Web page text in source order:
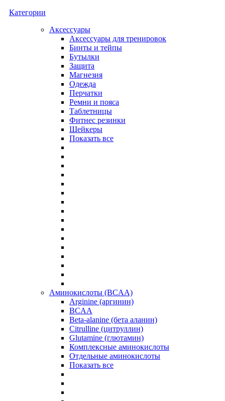
Категории
Аксессуары
Аксессуары для тренировок
Бинты и тейпы
Бутылки
Защита
Магнезия
Одежда
Перчатки
Ремни и пояса
Таблетницы
Фитнес резинки
Шейкеры
Показать все
Аминокислоты (BCAA)
Arginine (аргинин)
BCAA
Beta-alanine (бета аланин)
Citrulline (цитруллин)
Glutamine (глютамин)
Комплексные аминокислоты
Отдельные аминокислоты
Показать все